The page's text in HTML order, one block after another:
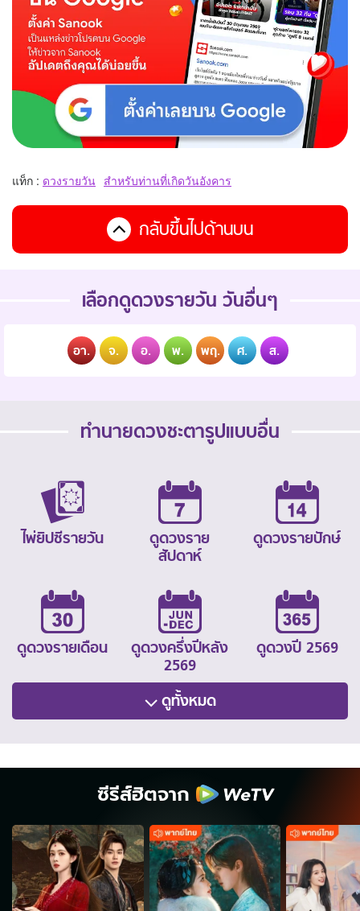
แท็ก : ดวงรายวัน สำหรับท่านที่เกิดวันอังคาร
กลับขึ้นไปด้านบน
เลือกดูดวงรายวัน วันอื่นๆ
อา. จ. อ. พ. พฤ. ศ. ส.
ทำนายดวงชะตารูปแบบอื่น
ไพ่ยิปซีรายวัน
ดูดวงราย
สัปดาห์
ดูดวงรายปักษ์
ดูดวงรายเดือน
ดูดวงครึ่งปีหลัง
2569
ดูดวงปี 2569
ดูทั้งหมด
ซีรีส์ฮิตจาก